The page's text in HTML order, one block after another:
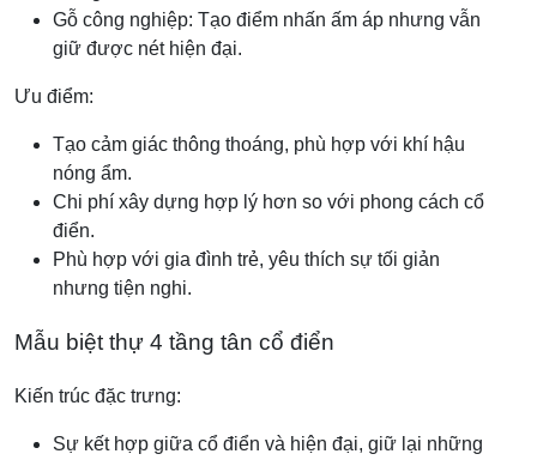
Gỗ công nghiệp: Tạo điểm nhấn ấm áp nhưng vẫn
giữ được nét hiện đại.
Ưu điểm:
Tạo cảm giác thông thoáng, phù hợp với khí hậu
nóng ẩm.
Chi phí xây dựng hợp lý hơn so với phong cách cổ
điển.
Phù hợp với gia đình trẻ, yêu thích sự tối giản
nhưng tiện nghi.
Mẫu biệt thự 4 tầng tân cổ điển
Kiến trúc đặc trưng:
Sự kết hợp giữa cổ điển và hiện đại, giữ lại những